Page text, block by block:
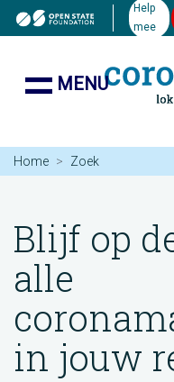
Help
mee
MENU
Home Zoek
Blijf op
alle
in jouw